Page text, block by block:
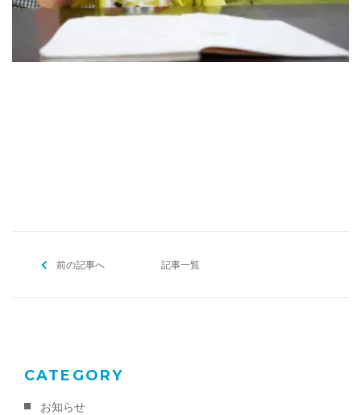
前の記事へ 記事一覧
CATEGORY
お知らせ